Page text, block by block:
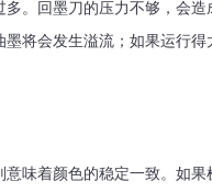
。回墨刀的压力不够，会
将会发生溢流；如果运行
味着颜色的稳定一致。如